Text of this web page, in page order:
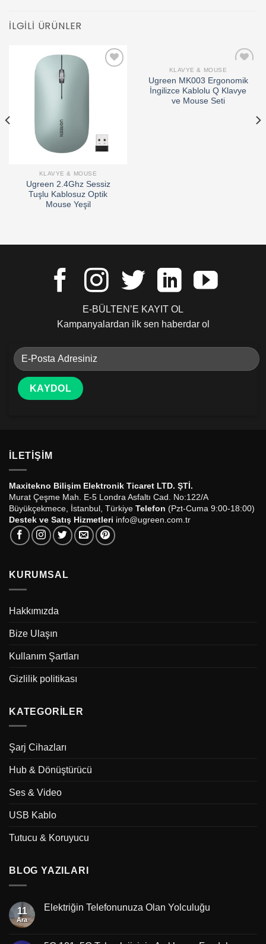
İLGILI ÜRÜNLER
KLAVYE & MOUSE
Ugreen 2.4Ghz Sessiz
Tuşlu Kablosuz Optik
Mouse Yeşil
wishlist
KLAVYE & MOUSE
Ugreen MK003 Ergonomik
İngilizce Kablolu Q Klavye
ve Mouse Seti
E-BÜLTEN’E KAYIT OL
Kampanyalardan ilk sen haberdar ol
İLETIŞIM
Maxitekno Bilişim Elektronik Ticaret LTD. ŞTİ.
Murat Çeşme Mah. E-5 Londra Asfaltı Cad. No:122/A
Büyükçekmece, İstanbul, Türkiye Telefon (Pzt-Cuma 9:00-18:00)
Destek ve Satış Hizmetleri info@ugreen.com.tr
KURUMSAL
Hakkımızda
Bize Ulaşın
Kullanım Şartları
Gizlilik politikası
KATEGORILER
Şarj Cihazları
Hub & Dönüştürücü
Ses & Video
USB Kablo
Tutucu & Koruyucu
BLOG YAZILARI
11
Ara
Elektriğin Telefonunuza Olan Yolculuğu